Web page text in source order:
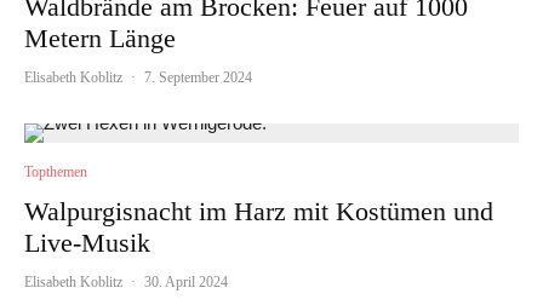
Waldbrände am Brocken: Feuer auf 1000
Metern Länge
Elisabeth Koblitz · 7. September 2024
Topthemen
Walpurgisnacht im Harz mit Kostümen und
Live-Musik
Elisabeth Koblitz · 30. April 2024